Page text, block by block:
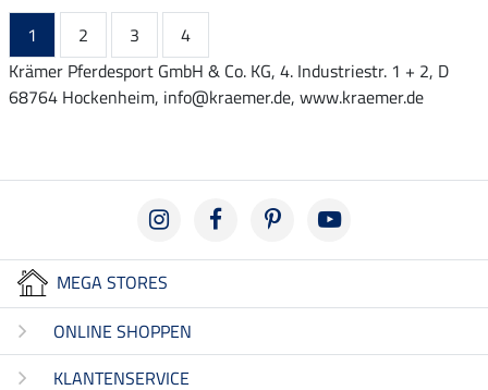
1 2 3
4
Krämer Pferdesport GmbH & Co. KG, 4. Industriestr. 1 + 2, D
68764 Hockenheim, info@kraemer.de, www.kraemer.de
MEGA STORES
ONLINE SHOPPEN
KLANTENSERVICE